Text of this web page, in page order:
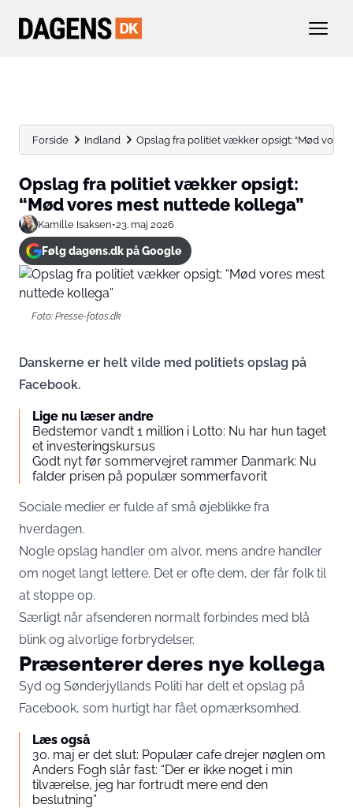
Forside Indland Opslag fra politiet vækker opsigt: “Mød vores
Opslag fra politiet vækker opsigt:
“Mød vores mest nuttede kollega”
Kamille Isaksen•23. maj 2026
Følg dagens.dk på Google
Foto: Presse-fotos.dk
Danskerne er helt vilde med politiets opslag på
Facebook.
Lige nu læser andre
Bedstemor vandt 1 million i Lotto: Nu har hun taget
et investeringskursus
Godt nyt før sommervejret rammer Danmark: Nu
falder prisen på populær sommerfavorit
Sociale medier er fulde af små øjeblikke fra
hverdagen.
Nogle opslag handler om alvor, mens andre handler
om noget langt lettere. Det er ofte dem, der får folk til
at stoppe op.
Særligt når afsenderen normalt forbindes med blå
blink og alvorlige forbrydelser.
Præsenterer deres nye kollega
Syd og Sønderjyllands Politi har delt et opslag på
Facebook, som hurtigt har fået opmærksomhed.
Læs også
30. maj er det slut: Populær cafe drejer nøglen om
Anders Fogh slår fast: “Der er ikke noget i min
tilværelse, jeg har fortrudt mere end den
beslutning”